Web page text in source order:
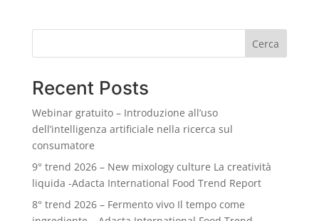
Cerca
Recent Posts
Webinar gratuito – Introduzione all’uso
dell’intelligenza artificiale nella ricerca sul
consumatore
9° trend 2026 – New mixology culture La creatività
liquida -Adacta International Food Trend Report
8° trend 2026 – Fermento vivo Il tempo come